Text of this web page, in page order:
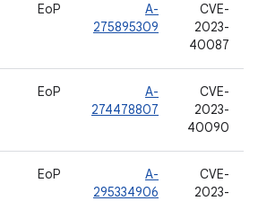
CVE-
2023-
40087
A-
275895309
EoP
CVE-
2023-
40090
A-
274478807
EoP
CVE-
2023-
A-
295334906
EoP